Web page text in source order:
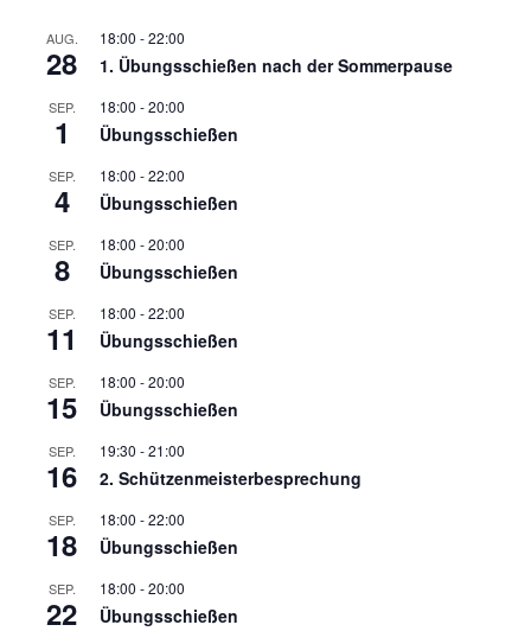
AUG.
28
18:00 -22:00
1. Übungsschießen nach der Sommerpause
SEP.
1
18:00 -20:00
Übungsschießen
SEP.
4
18:00 -22:00
Übungsschießen
SEP.
8
18:00 -20:00
Übungsschießen
SEP.
11
18:00 -22:00
Übungsschießen
SEP.
15
18:00 -20:00
Übungsschießen
SEP.
16
19:30 -21:00
2. Schützenmeisterbesprechung
SEP.
18
18:00 -22:00
Übungsschießen
SEP.
22
18:00 -20:00
Übungsschießen